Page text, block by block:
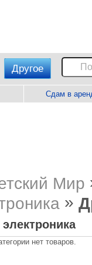
Другое
Сдам в
Мир
»
нет товаров.